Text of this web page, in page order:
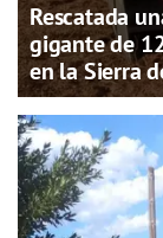
Rescatada
gigante de
en la Sierra